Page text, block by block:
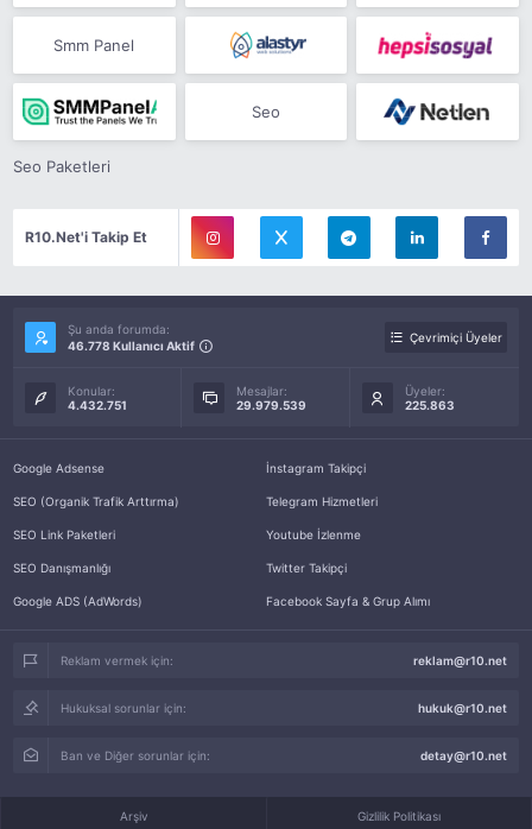
Smm Panel
Seo
Seo Paketleri
R10.Net'i Takip Et
Şu anda forumda:
46.778 Kullanıcı Aktif
Çevrimiçi Üyeler
Konular:
4.432.751
Mesajlar:
29.979.539
Üyeler:
225.863
Google Adsense
SEO (Organik Trafik Arttırma)
SEO Link Paketleri
SEO Danışmanlığı
Google ADS (AdWords)
İnstagram Takipçi
Telegram Hizmetleri
Youtube İzlenme
Twitter Takipçi
Facebook Sayfa & Grup Alımı
Reklam vermek için: reklam@r10.net
Hukuksal sorunlar için: hukuk@r10.net
Ban ve Diğer sorunlar için: detay@r10.net
Arşiv Gizlilik Politikası